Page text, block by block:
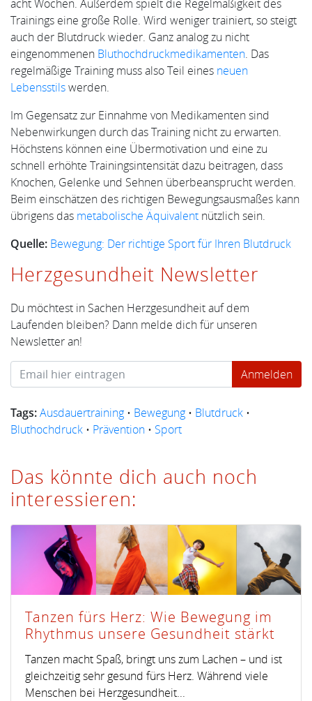
acht Wochen. Außerdem spielt die Regelmäßigkeit des
Trainings eine große Rolle. Wird weniger trainiert, so steigt
auch der Blutdruck wieder. Ganz analog zu nicht
eingenommenen Bluthochdruckmedikamenten. Das
regelmäßige Training muss also Teil eines neuen
Lebensstilswerden.
Im Gegensatz zur Einnahme von Medikamenten sind
Nebenwirkungen durch das Training nicht zu erwarten.
Höchstens können eine Übermotivation und eine zu
schnell erhöhte Trainingsintensität dazu beitragen, dass
Knochen, Gelenke und Sehnen überbeansprucht werden.
Beim einschätzen des richtigen Bewegungsausmaßes kann
übrigens das metabolische Äquivalent nützlich sein.
Quelle: Bewegung: Der richtige Sport für Ihren Blutdruck
Herzgesundheit Newsletter
Du möchtest in Sachen Herzgesundheit auf dem
Laufenden bleiben? Dann melde dich für unseren
Newsletter an!
Tags:Ausdauertraining • Bewegung • Blutdruck •
Bluthochdruck • Prävention • Sport
Das könnte dich auch noch
interessieren:
Tanzen fürs Herz: Wie Bewegung im
Rhythmus unsere Gesundheit stärkt
Tanzen macht Spaß, bringt uns zum Lachen – und ist
gleichzeitig sehr gesund fürs Herz. Während viele
Menschen bei Herzgesundheit...